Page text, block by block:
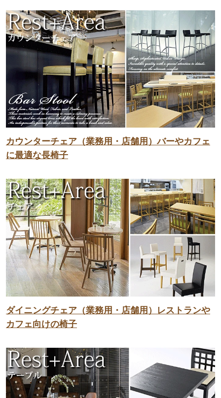
カウンターチェア（業務用・店舗用）バーやカフェ
に最適な長椅子
ダイニングチェア（業務用・店舗用）レストランや
カフェ向けの椅子